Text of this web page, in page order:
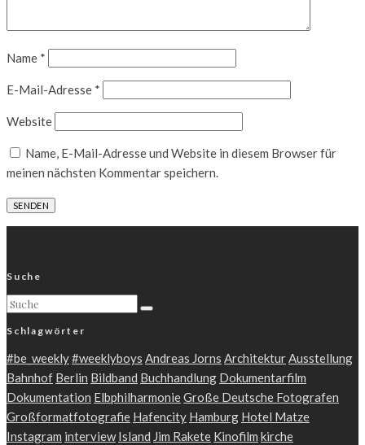
Name *
E-Mail-Adresse *
Website
Name, E-Mail-Adresse und Website in diesem Browser für
meinen nächsten Kommentar speichern.
Suche
Schlagwörter
#be_weekly#weeklyboys Andreas Jorns ArchitekturAusstellung
Bahnhof Berlin Bildband Buchhandlung Dokumentarfilm
Dokumentation ElbphilharmonieGroße Deutsche Fotografen
Großformatfotografie Hafencity Hamburg Hotel Matze
Instagram interview Island Jim Rakete Kinofilm kirche